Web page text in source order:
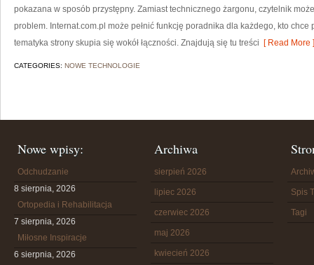
pokazana w sposób przystępny. Zamiast technicznego żargonu, czytelnik
problem. Internat.com.pl może pełnić funkcję poradnika dla każdego, kto chce
tematyka strony skupia się wokół łączności. Znajdują się tu treści [ Read More ]
CATEGORIES: NOWE TECHNOLOGIE
Nowe wpisy:
Odchudzanie
8 sierpnia, 2026
Ortopedia i Rehabilitacja
7 sierpnia, 2026
Miłosne Inspiracje
6 sierpnia, 2026
Archiwa
sierpień 2026
lipiec 2026
czerwiec 2026
maj 2026
kwiecień 2026
Spis
Tagi